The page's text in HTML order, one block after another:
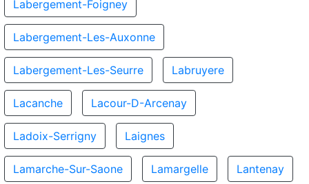
Labergement-Foigney
Labergement-Les-Auxonne
Labergement-Les-Seurre Labruyere
Lacanche Lacour-D-Arcenay
Ladoix-Serrigny Laignes
Lamarche-Sur-Saone Lamargelle Lantenay